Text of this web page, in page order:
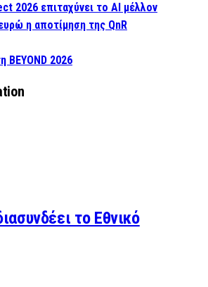
2026 επιταχύνει το AI μέλλον
η αποτίμηση της QnR
BEYOND 2026
το Εθνικό